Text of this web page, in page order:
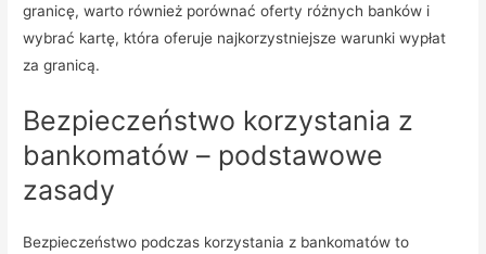
granicę, warto również porównać oferty różnych banków i
wybrać kartę, która oferuje najkorzystniejsze warunki wypłat
za granicą.
Bezpieczeństwo korzystania z
bankomatów – podstawowe
zasady
Bezpieczeństwo podczas korzystania z bankomatów to